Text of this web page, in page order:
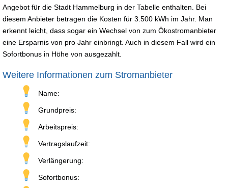
Angebot für die Stadt Hammelburg in der Tabelle enthalten. Bei
diesem Anbieter betragen die Kosten für 3.500 kWh im Jahr. Man
erkennt leicht, dass sogar ein Wechsel von zum Ökostromanbieter
eine Ersparnis von pro Jahr einbringt. Auch in diesem Fall wird ein
Sofortbonus in Höhe von ausgezahlt.
Weitere Informationen zum Stromanbieter
Name:
Grundpreis:
Arbeitspreis:
Vertragslaufzeit:
Verlängerung:
Sofortbonus: